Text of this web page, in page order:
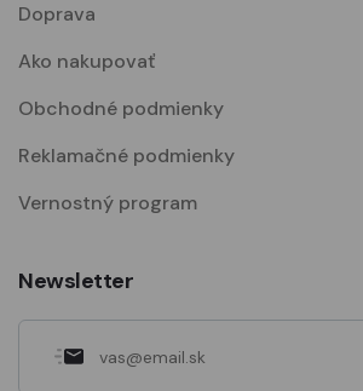
Doprava
Ako nakupovať
Obchodné podmienky
Reklamačné podmienky
Vernostný program
Newsletter